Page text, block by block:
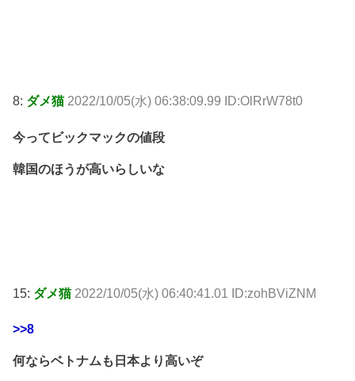
8: ダメ猫 2022/10/05(水) 06:38:09.99 ID:OlRrW78t0
今ってビックマックの値段
韓国のほうが高いらしいな
15: ダメ猫 2022/10/05(水) 06:40:41.01 ID:zohBViZNM
>>8
何ならベトナムも日本より高いぞ